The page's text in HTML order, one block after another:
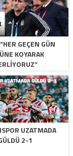
GEÇEN GÜN
KOYARAK
UZATMADA
2-1